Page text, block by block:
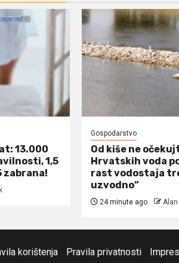
13.000
1,5
zabrana!
Gospodarstvo
Od kiše ne
Hrvatskih voda
rast vodostaja
uzvodno”
24 minute ago Alan
korištenja Pravila privatnosti